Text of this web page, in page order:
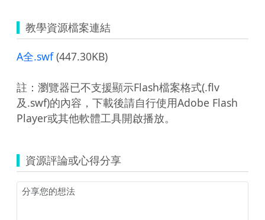
教學資源檔案連結
A全.swf(447.30KB)
註：瀏覽器已不支援顯示Flash檔案格式(.flv
及.swf)的內容，下載後請自行使用Adobe Flash
Player或其他軟體工具開啟播放。
資源評論或心得分享